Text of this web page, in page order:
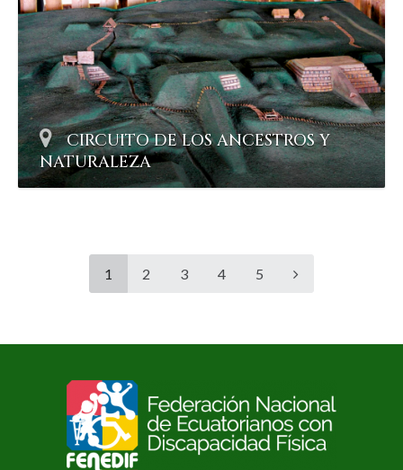
CIRCUITO DE LOS ANCESTROS Y
NATURALEZA
1 2 3 4 5